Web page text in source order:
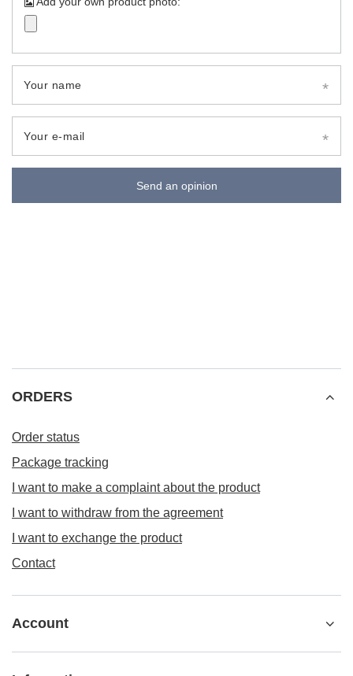
Your name
Your e-mail
Send an opinion
ORDERS
Order status
Package tracking
I want to make a complaint about the product
I want to withdraw from the agreement
I want to exchange the product
Contact
Account